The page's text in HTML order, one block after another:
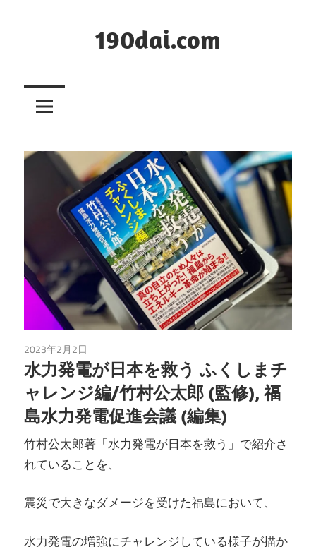
ツ
キ
190dai.com
2023年2月2日
水力発電が日本を救う ふくしまチ
ャレンジ編/竹村公太郎 (監修), 福
島水力発電促進会議 (編集)
竹村公太郎著「水力発電が日本を救う」で紹介さ
れていることを、
震災で大きなダメージを受けた福島において、
水力発電の増強にチャレンジしている様子が描か